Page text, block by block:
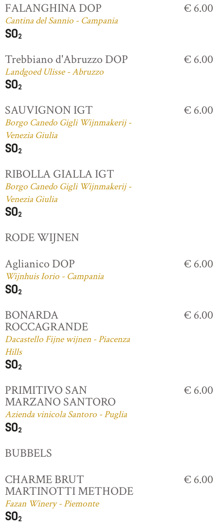
FALANGHINA DOP
Cantina del Sannio - Campania
€ 6.00
Trebbiano d'Abruzzo DOP
Landgoed Ulisse - Abruzzo
€ 6.00
SAUVIGNON IGT
Borgo Canedo Gigli Wijnmakerij -
Venezia Giulia
€ 6.00
RIBOLLA GIALLA IGT
Borgo Canedo Gigli Wijnmakerij -
Venezia Giulia
RODE WIJNEN
Aglianico DOP
Wijnhuis Iorio - Campania
€ 6.00
BONARDA
ROCCAGRANDE
Dacastello Fijne wijnen - Piacenza
Hills
€ 6.00
PRIMITIVO SAN
MARZANO SANTORO
Azienda vinicola Santoro - Puglia
€ 6.00
BUBBELS
CHARME BRUT
MARTINOTTI METHODE
Fazan Winery - Piemonte
€ 6.00